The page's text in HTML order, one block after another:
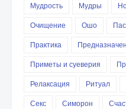
Мудрость
Мудры
Очищение
Ошо
Практика
Приметы и суеверия
Релаксация
Ритуал
Секс
Симорон